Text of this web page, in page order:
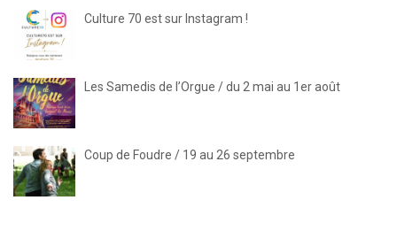
Culture 70 est sur Instagram !
Les Samedis de l’Orgue / du 2 mai au 1er août
Coup de Foudre / 19 au 26 septembre